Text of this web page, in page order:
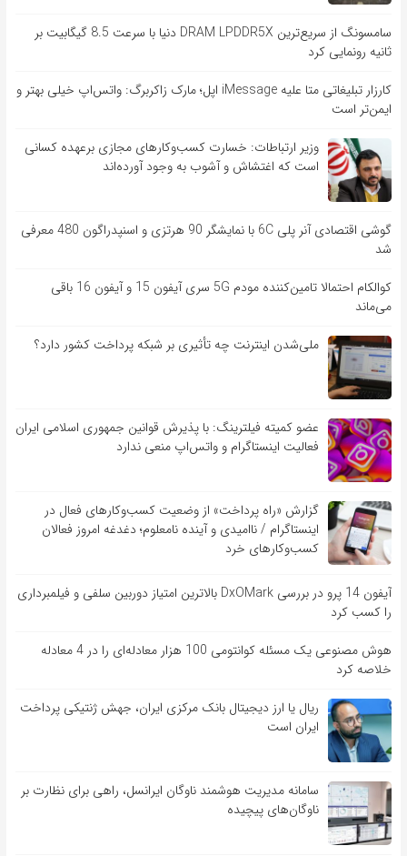
سامسونگ از سریع‌ترین DRAM LPDDR5X دنیا با سرعت 8.5 گیگابیت بر
ثانیه رونمایی کرد
کارزار تبلیغاتی متا علیه iMessage اپل؛ مارک زاکربرگ: واتس‌اپ خیلی بهتر و
ایمن‌تر است
وزیر ارتباطات: خسارت کسب‌وکارهای مجازی برعهده کسانی
است که اغتشاش و آشوب به وجود آورده‌اند
گوشی اقتصادی آنر پلی 6C با نمایشگر 90 هرتزی و اسنپدراگون 480 معرفی
شد
کوالکام احتمالا تامین‌کننده مودم 5G سری آیفون 15 و آیفون 16 باقی
می‌ماند
ملی‌شدن اینترنت چه تأثیری بر شبکه پرداخت کشور دارد؟
عضو کمیته فیلترینگ: با پذیرش قوانین جمهوری اسلامی ایران
فعالیت اینستاگرام و واتس‌اپ منعی ندارد
گزارش «راه پرداخت» از وضعیت کسب‌وکارهای فعال در
اینستاگرام / ناامیدی و آینده نامعلوم؛ دغدغه امروز فعالان
کسب‌وکارهای خرد
آیفون 14 پرو در بررسی DxOMark بالاترین امتیاز دوربین سلفی و فیلمبرداری
را کسب کرد
هوش مصنوعی یک مسئله کوانتومی 100 هزار معادله‌‎ای را در 4 معادله
خلاصه کرد
ریال یا ارز دیجیتال بانک مرکزی ایران، جهش ژنتیکی پرداخت
ایران است
سامانه مدیریت هوشمند ناوگان ایرانسل، راهی برای نظارت بر
ناوگان‌های پیچیده